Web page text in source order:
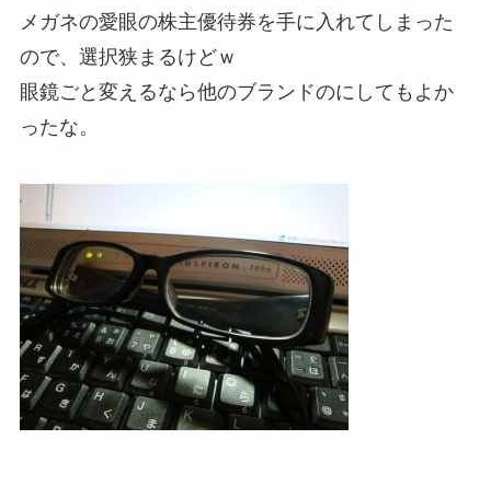
メガネの愛眼の株主優待券を手に入れてしまった
ので、選択狭まるけどｗ
眼鏡ごと変えるなら他のブランドのにしてもよか
ったな。